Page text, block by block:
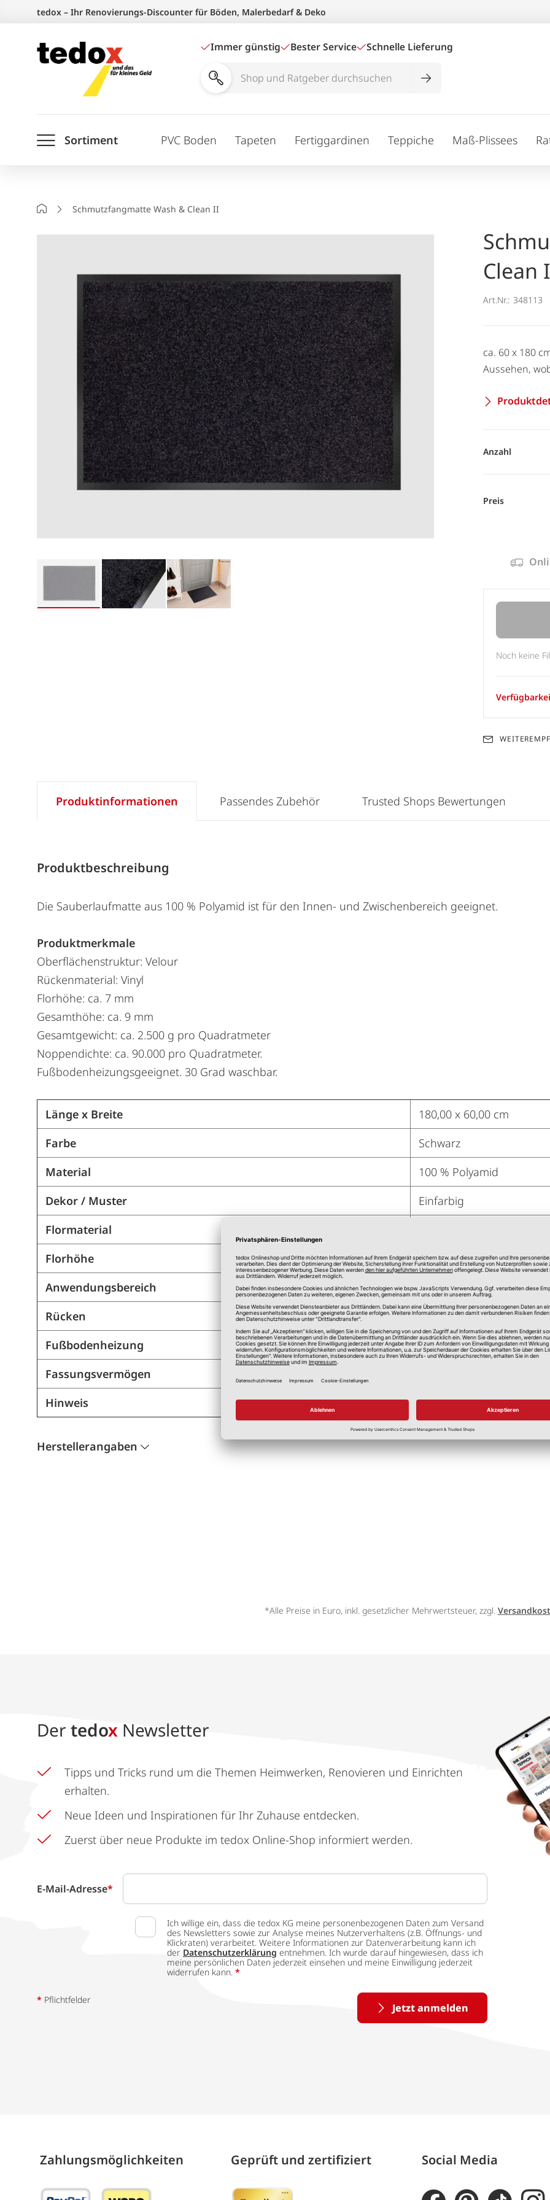
springen
tedox – Ihr Renovierungs-Discounter für Böden, Malerbedarf & Deko
Immer günstig Bester Service Schnelle Lieferung
Shop
durchsuchen
Sortiment PVC Boden Tapeten Fertiggardinen Teppiche Maß-Plissees
StartseiteSchmutzfangmatte Wash & Clean II
Clean
Art.Nr.: 348113
ca. 60 x 180
Aussehen,
Anzahl
Preis
Noch keine
Produktinformationen
Produktbeschreibung
Die Sauberlaufmatte aus 100 % Polyamid ist für den Innen- und Zwischenbereich geeignet.
Produktmerkmale
Oberflächenstruktur: Velour
Rückenmaterial: Vinyl
Florhöhe: ca. 7 mm
Gesamthöhe: ca. 9 mm
Gesamtgewicht: ca. 2.500 g pro Quadratmeter
Noppendichte: ca. 90.000 pro Quadratmeter.
Fußbodenheizungsgeeignet. 30 Grad waschbar.
Länge x Breite
180,00 x 60,00 cm
Farbe
Schwarz
Material
100 % Polyamid
Dekor / Muster
Einfarbig
Flormaterial
Florhöhe
8 mm
Anwendungsbereich
Innen, Außen
Rücken
Vinyl
Fußbodenheizung
X
Fassungsvermögen
Hinweis
Waschbar bei 30 Grad
Herstellerangaben
Passendes Zubehör Trusted Shops Bewertungen
*Alle Preise in Euro, inkl. gesetzlicher Mehrwertsteuer, zzgl.
Der tedox Newsletter
Tipps und Tricks rund um die Themen Heimwerken, Renovieren und Einrichten
erhalten.
Neue Ideen und Inspirationen für Ihr Zuhause entdecken.
Zuerst über neue Produkte im tedox Online-Shop informiert werden.
E-Mail-Adresse*
Ich willige ein, dass die tedox KG meine personenbezogenen Daten zum Versand
des Newsletters sowie zur Analyse meines Nutzerverhaltens (z.B. Öffnungs- und
Klickraten) verarbeitet. Weitere Informationen zur Datenverarbeitung kann ich
der Datenschutzerklärung entnehmen. Ich wurde darauf hingewiesen, dass ich
meine persönlichen Daten jederzeit einsehen und meine Einwilligung jederzeit
widerrufen kann. *
Jetzt anmelden
* Pflichtfelder
Zahlungs­möglich­keiten Geprüft und zertifiziert Social Media